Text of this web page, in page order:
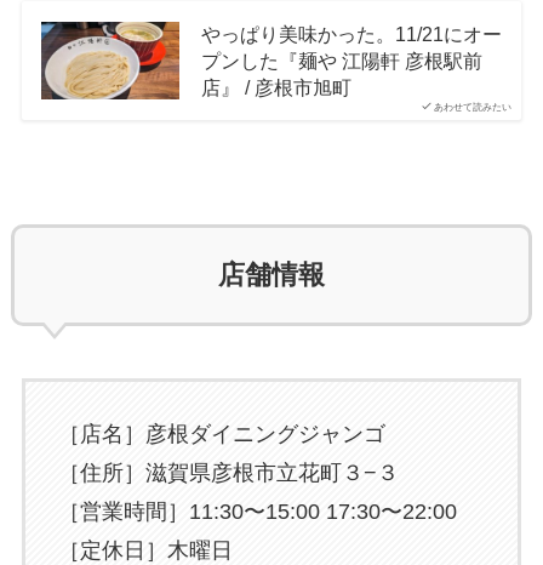
あわせて読みたい
やっぱり美味かった。11/21にオー
プンした『麺や 江陽軒 彦根駅前
店』 / 彦根市旭町
店舗情報
［店名］彦根ダイニングジャンゴ
［住所］滋賀県彦根市立花町３−３
［営業時間］11:30〜15:00 17:30〜22:00
［定休日］木曜日